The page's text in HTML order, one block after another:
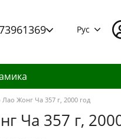
Рус
Жонг Ча 357 г, 2000 год
Ча 357 г,